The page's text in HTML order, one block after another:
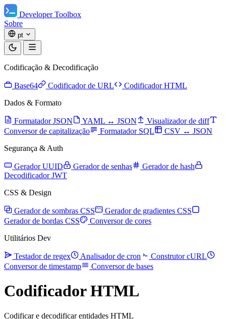
Developer Toolbox
Sobre
pt
Codificação & Decodificação
Base64 Codificador de URL
Codificador HTML
Dados & Formato
Formatador JSON YAML ↔ JSON
Visualizador de diff
Conversor de capitalização
Formatador SQL
CSV ↔ JSON
Segurança & Auth
Gerador UUID Gerador de senhas
Gerador de hash
Decodificador JWT
CSS & Design
Gerador de sombras CSS
Gerador de gradientes CSS
Gerador de bordas CSS
Conversor de cores
Utilitários Dev
Testador de regex Analisador de cron
Construtor cURL
Conversor de timestamp
Conversor de bases
Codificador HTML
Codificar e decodificar entidades HTML